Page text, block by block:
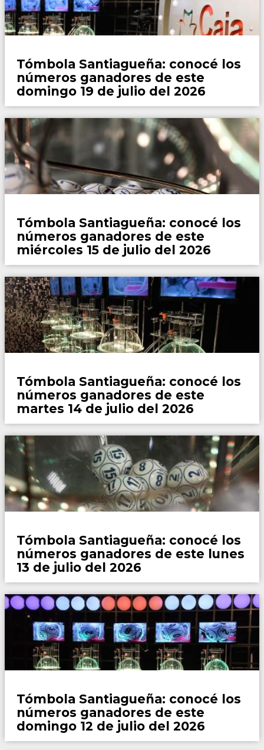
Tómbola Santiagueña: conocé los
números ganadores de este
domingo 19 de julio del 2026
Tómbola Santiagueña: conocé los
números ganadores de este
miércoles 15 de julio del 2026
Tómbola Santiagueña: conocé los
números ganadores de este
martes 14 de julio del 2026
Tómbola Santiagueña: conocé los
números ganadores de este lunes
13 de julio del 2026
Tómbola Santiagueña: conocé los
números ganadores de este
domingo 12 de julio del 2026